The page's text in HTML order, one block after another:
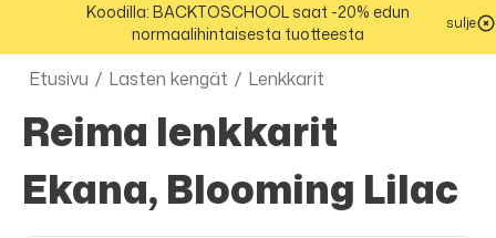
Koodilla: BACKTOSCHOOL saat -20% edun
normaalihintaisesta tuotteesta
sulje
Etusivu / Lasten kengät / Lenkkarit
Reima lenkkarit
Ekana, Blooming Lilac